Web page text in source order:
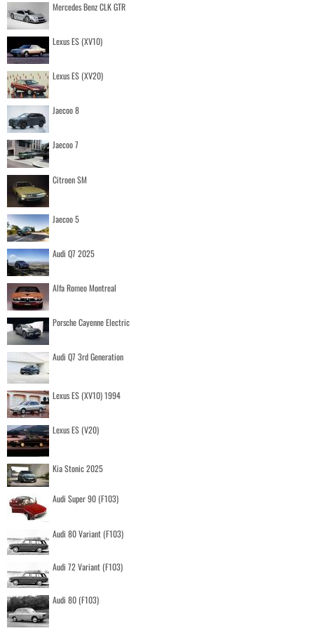
Mercedes Benz CLK GTR
Lexus ES (XV10)
Lexus ES (XV20)
Jaecoo 8
Jaecoo 7
Citroen SM
Jaecoo 5
Audi Q7 2025
Alfa Romeo Montreal
Porsche Cayenne Electric
Audi Q7 3rd Generation
Lexus ES (XV10) 1994
Lexus ES (V20)
Kia Stonic 2025
Audi Super 90 (F103)
Audi 80 Variant (F103)
Audi 72 Variant (F103)
Audi 80 (F103)